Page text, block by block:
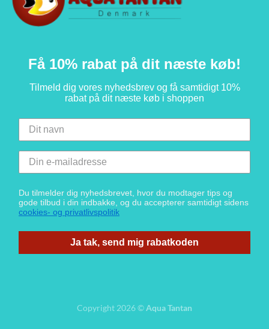
Få 10% rabat på dit næste køb!
Tilmeld dig vores nyhedsbrev og få samtidigt 10%
rabat på dit næste køb i shoppen
Du tilmelder dig nyhedsbrevet, hvor du modtager tips og
gode tilbud i din indbakke, og du accepterer samtidigt sidens
cookies- og privatlivspolitik
Ja tak, send mig rabatkoden
Copyright 2026 ©Aqua Tantan